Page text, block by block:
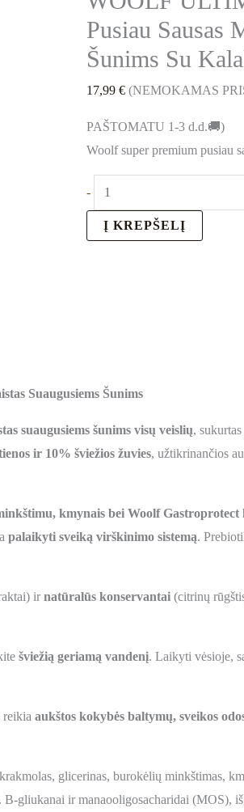
Pusiau Sausas
Šunims Su
17,99€ (NEMOKAMAS
PAŠTOMATU 1-3 d.d.🚚)
Woolf super premium pusiau
-
Į KREPŠELĮ
Suaugusiems Šunims
suaugusiems šunims visų veislių, sukurtas
ir 10% šviežios žuvies, užtikrinančios
kmynais bei Woolf Gastroprotect
palaikyti sveiką virškinimo sistemą.
ir natūralūs konservantai(citrinų
šviežią geriamą vandenį. Laikyti vėsioje,
reikia aukštos kokybės baltymų, sveikos
glicerinas, burokėlių minkštimas,
gliukanai ir manaooligosacharidai (MOS),